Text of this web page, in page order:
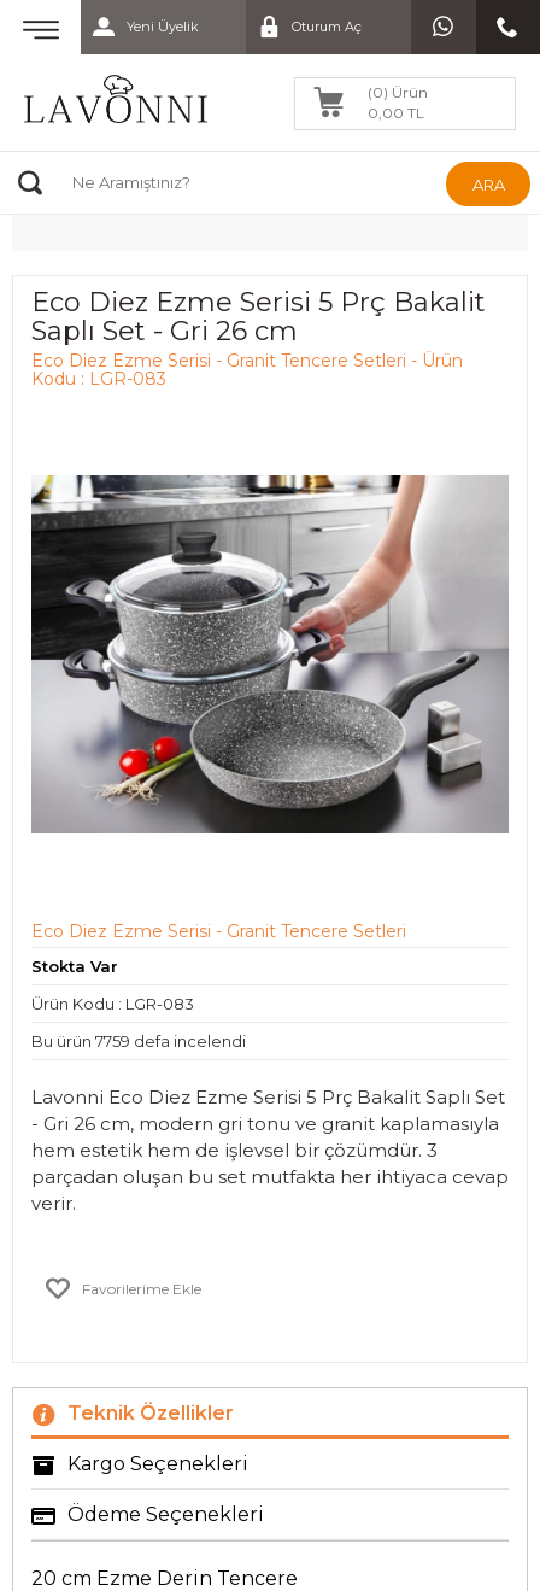
Yeni Üyelik Oturum Aç
(0) Ürün
0,00 TL
ARA
Eco Diez Ezme Serisi 5 Prç Bakalit
Saplı Set - Gri 26 cm
Eco Diez Ezme Serisi - Granit Tencere Setleri - Ürün
Kodu : LGR-083
Eco Diez Ezme Serisi - Granit Tencere Setleri
Stokta Var
Ürün Kodu : LGR-083
Bu ürün 7759 defa incelendi
Lavonni Eco Diez Ezme Serisi 5 Prç Bakalit Saplı Set
- Gri 26 cm, modern gri tonu ve granit kaplamasıyla
hem estetik hem de işlevsel bir çözümdür. 3
parçadan oluşan bu set mutfakta her ihtiyaca cevap
verir.
Favorilerime Ekle
Teknik Özellikler
Kargo Seçenekleri
Ödeme Seçenekleri
20 cm Ezme Derin Tencere